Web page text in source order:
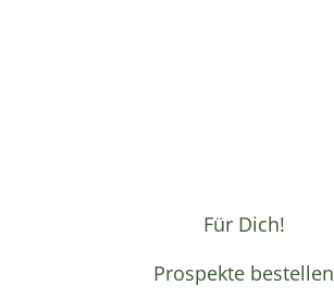
Für Dich!
Prospekte bestellen